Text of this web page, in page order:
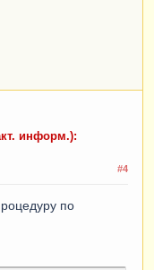
информ.):
#4
по